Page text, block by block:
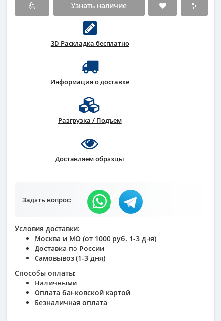
Узнать наличие
3D Раскладка бесплатно
Информация о доставке
Разгрузка / Подъем
Доставляем образцы
Задать вопрос:
Условия доставки:
Москва и МО (от 1000 руб. 1-3 дня)
Доставка по России
Самовывоз (1-3 дня)
Способы оплаты:
Наличными
Оплата банковской картой
Безналичная оплата